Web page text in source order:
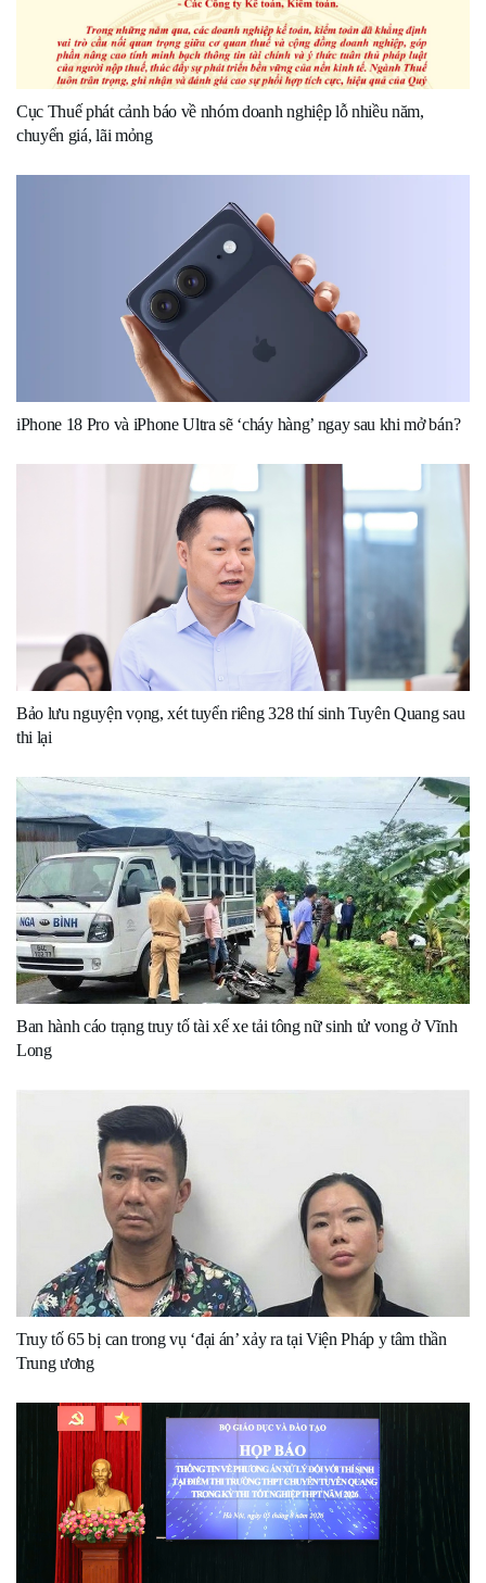
Cục Thuế phát cảnh báo về nhóm doanh nghiệp lỗ nhiều năm,
chuyển giá, lãi mỏng
iPhone 18 Pro và iPhone Ultra sẽ ‘cháy hàng’ ngay sau khi mở bán?
Bảo lưu nguyện vọng, xét tuyển riêng 328 thí sinh Tuyên Quang sau
thi lại
Ban hành cáo trạng truy tố tài xế xe tải tông nữ sinh tử vong ở Vĩnh
Long
Truy tố 65 bị can trong vụ ‘đại án’ xảy ra tại Viện Pháp y tâm thần
Trung ương